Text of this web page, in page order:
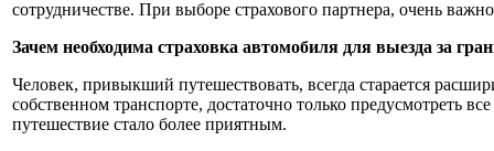
сотрудничестве. При выборе страхового партнера, очень
Зачем необходима страховка автомобиля для выезда за
Человек, привыкший путешествовать, всегда старается
собственном транспорте, достаточно только предусмотреть
путешествие стало более приятным.